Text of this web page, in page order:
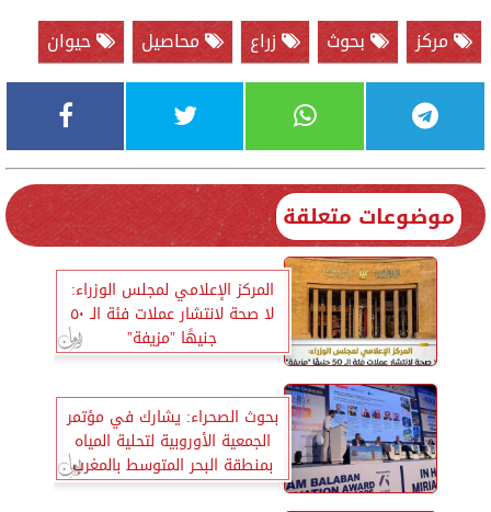
مركز
بحوث زراع محاصيل حيوان
موضوعات متعلقة
المركز الإعلامي لمجلس الوزراء:
لا صحة لانتشار عملات فئة الـ ٥٠
جنيهًا ”مزيفة”
بحوث الصحراء: يشارك في مؤتمر
الجمعية الأوروبية لتحلية المياه
بمنطقة البحر المتوسط بالمغرب